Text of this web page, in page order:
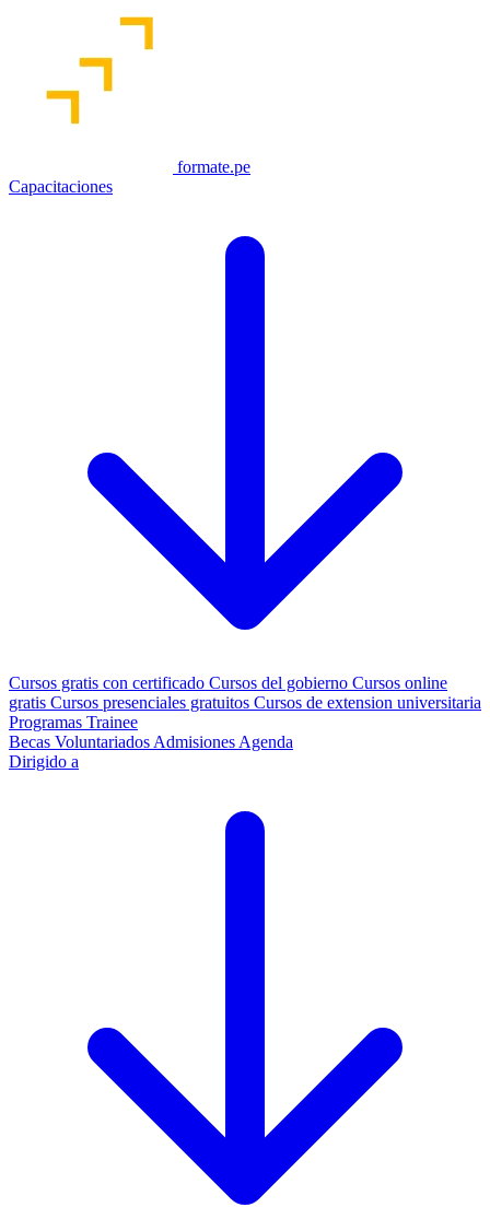
formate.pe
Capacitaciones
Cursos gratis con certificado Cursos del gobierno Cursos online
gratis Cursos presenciales gratuitos Cursos de extension universitaria
Programas Trainee
Becas Voluntariados Admisiones Agenda
Dirigido a